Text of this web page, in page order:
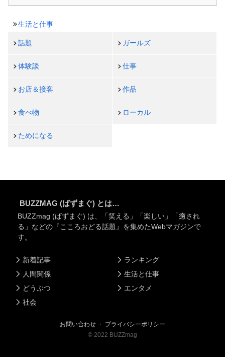
生活と仕事
話題 ガールズ
体験談 仕事
お店＆接客 作品
食べ物 ローカル
ためになる
BUZZMAG (ばずまぐ) とは…
BUZZmag (ばずまぐ) は、「笑える」「楽しい」「癒され
る」などの『こころおどる話題』を集めたWebマガジンで
す。
新着記事
人間関係
どうぶつ
社会
ランキング
生活と仕事
エンタメ
お問い合わせ ・ プライバシーポリシー
© 2022 BUZZmag